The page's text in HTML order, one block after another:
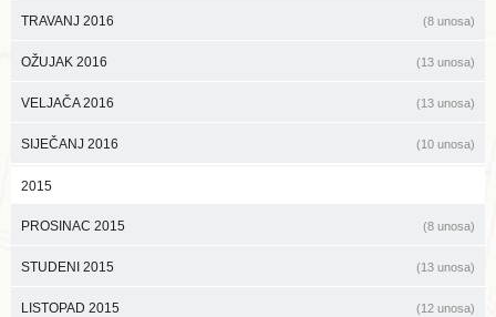
TRAVANJ 2016 (8 unosa)
OŽUJAK 2016 (13 unosa)
VELJAČA 2016 (13 unosa)
SIJEČANJ 2016 (10 unosa)
2015
PROSINAC 2015 (8 unosa)
STUDENI 2015 (13 unosa)
LISTOPAD 2015 (12 unosa)